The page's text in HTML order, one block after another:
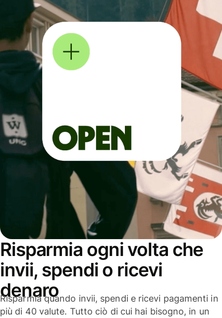
Risparmia ogni volta che
invii, spendi o ricevi
denaro
Risparmia quando invii, spendi e ricevi pagamenti in
più di 40 valute. Tutto ciò di cui hai bisogno, in un